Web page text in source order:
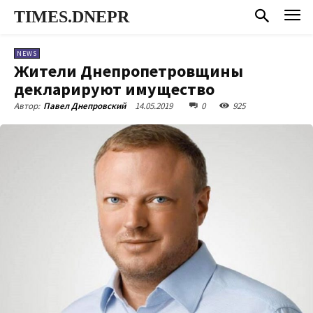
TIMES.DNEPR
NEWS
Жители Днепропетровщины
декларируют имущество
Автор: Павел Днепровский 14.05.2019 0 925